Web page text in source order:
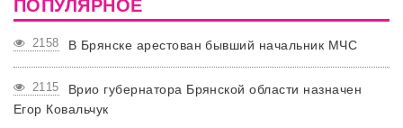
ПОПУЛЯРНОЕ
2158 В Брянске арестован бывший начальник МЧС
2115
Врио губернатора Брянской области назначен
Егор Ковальчук